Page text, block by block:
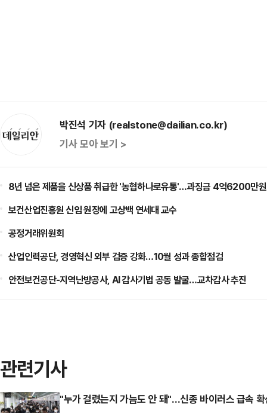
박진석 기자 (realstone@dailian.co.kr)
기사 모아 보기 >
8년 넘은 제품을 신상품 취급한 '농협하나로유통'…과징금 4억6200만원
보건산업진흥원 신임 원장에 고상백 연세대 교수
공정거래위원회
산업인력공단, 경영혁신 외부 검증 강화…10월 성과 종합점검
안전보건공단-지역난방공사, AI 감사기법 공동 발굴…교차감사 추진
관련기사
"누가 걸렸는지 가늠도 안 돼"…신종 바이러스 급속 확